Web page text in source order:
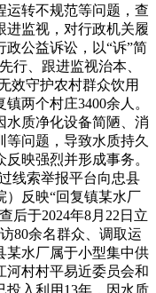
运转不规范等问题，查
进监视，对行政机关履
公益诉讼，以“诉”简
行、跟进监视治本、
效守护农村群众饮用
两个村庄3400余人。
水质净化设备简陋、消
问题，导致水质持久
映强烈并形成事务。
线索举报平台向忠县
）反映“回复镇某水厂
后于2024年8月22日立
80余名群众、调取运
某水厂属于小型集中供
河村村平易近委员会和
投入利用13年，因水质